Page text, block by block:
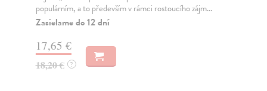
populárním, a to především v rámci rostoucího zájm...
Zasielame do 12 dní
17,65 €
18,20 € ?